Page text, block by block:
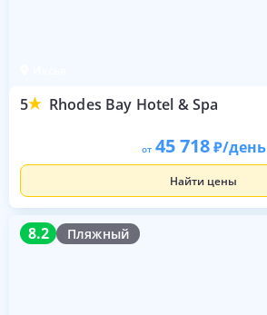
5 Rhodes Bay Hotel & Spa
от 45 718 /день
Найти цены
8.2 Пляжный
8.2